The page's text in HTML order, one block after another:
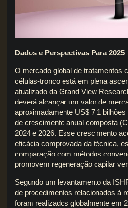
Dados e Perspectivas Para 2025
O mercado global de tratamentos
células-tronco está em plena
atualizado da Grand View
deverá alcançar um valor de
aproximadamente US$ 7,1
de crescimento anual composta
2024 e 2026. Esse crescimento
eficácia comprovada da técnica,
comparação com métodos
promovem regeneração capilar
Segundo um levantamento da
de procedimentos relacionados à
foram realizados globalmente em